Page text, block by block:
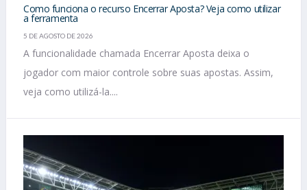
Como funciona o recurso Encerrar Aposta? Veja como utilizar
a ferramenta
5 DE AGOSTO DE 2026
A funcionalidade chamada Encerrar Aposta deixa o
jogador com maior controle sobre suas apostas. Assim,
veja como utilizá-la....